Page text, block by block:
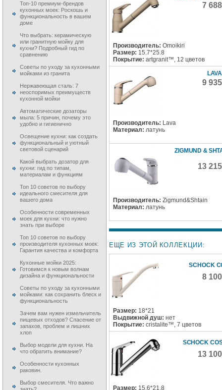
7
Производитель: Omoikiri
Размер: 15.7*25.8
Покрытие: artgranit™, 12 цветов
9
Производитель: Lava
Материал: латунь
ZIGMUND &
13
Производитель: Zigmund&Shtain
Материал: латунь
ЕЩЕ ИЗ ЭТОЙ КОЛЛЕКЦИИ:
SCHOCK
8
Размер: 18*21
Выдвижной душ: нет
Покрытие: cristalite™, 7 цветов
SCHOCK
13
Размер: 15.6*21.8
Топ-10 премиум-брендов
кухонных моек: Роскошь и
функциональность в вашем
доме
Что выбрать: керамическую
или гранитную мойку для
кухни? Подробный гид по
сравнению
Советы по уходу за кухонными
мойками из гранита
Нержавеющая сталь: 7
неоспоримых преимуществ
кухонной мойки
Автоматические дозаторы
мыла: 5 причин, почему это
удобно и гигиенично
Освещение кухни: как создать
функциональный и уютный
световой сценарий
Какой выбрать дозатор для
кухни: гид по типам,
материалам и функциям
Топ 10 советов по выбору
идеального смесителя для
вашего дома
Особенности современных
моек для кухни: что нужно
знать при выборе
Топ 10 советов по выбору
производителя кухонных моек:
Гарантия качества и комфорта
Кухонные мойки 2025:
Готовимся к новым волнам
дизайна и функциональности
Советы по уходу за кухонными
мойками: как сохранить блеск и
функциональность
Зачем вам нужен измельчитель
пищевых отходов? Спасение от
запахов, проблем и лишних
хлоп
Выбор модели для кухни. На
что обратить внимание?
Особенности кухонных
раковин.
Выбор смесителя. Что важно